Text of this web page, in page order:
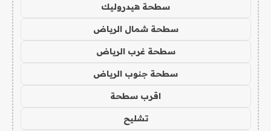
سطحة هيدروليك
سطحة شمال الرياض
سطحة غرب الرياض
سطحة جنوب الرياض
اقرب سطحة
تشليح